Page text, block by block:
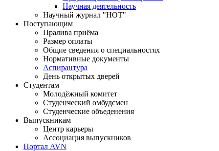
Научная деятельность
Научный журнал "НОТ"
Поступающим
Пралива приёма
Размер оплаты
Общие сведения о специальностях
Нормативные документы
Аспирантура
День открытых дверей
Студентам
Молодёжный комитет
Студенческий омбудсмен
Студенческие объеденения
Выпускникам
Центр карьеры
Ассоциация выпускников
Портал AVN